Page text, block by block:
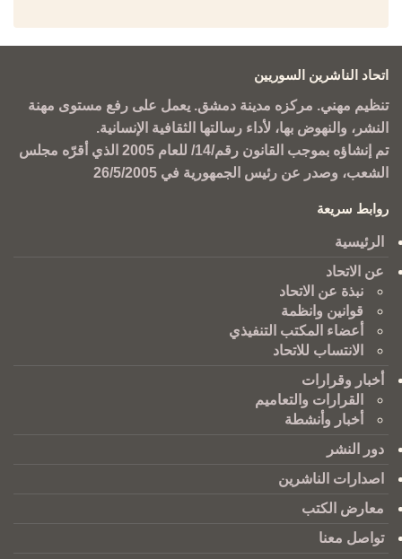
اتحاد الناشرين السوريين
تنظيم مهني. مركزه مدينة دمشق. يعمل على رفع مستوى مهنة
النشر، والنهوض بها، لأداء رسالتها الثقافية الإنسانية.
تم إنشاؤه بموجب القانون رقم/14/ للعام 2005 الذي أقرّه مجلس
الشعب، وصدر عن رئيس الجمهورية في 26/5/2005
روابط سريعة
الرئيسية
عن الاتحاد
نبذة عن الاتحاد
قوانين وانظمة
أعضاء المكتب التنفيذي
الانتساب للاتحاد
أخبار وقرارات
القرارات والتعاميم
أخبار وأنشطة
دور النشر
اصدارات الناشرين
معارض الكتب
تواصل معنا